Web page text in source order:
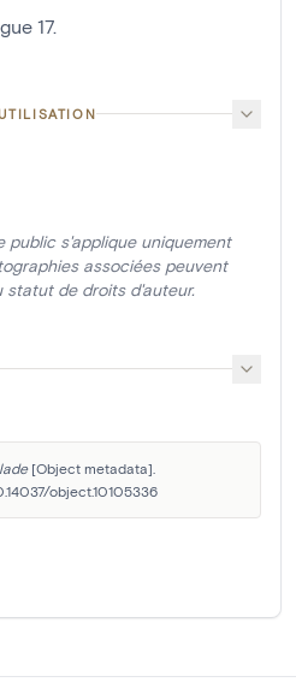
17.
public s'applique uniquement
associées peuvent
statut de droits d'auteur.
[Object metadata].
object.10105336